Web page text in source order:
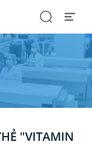
SearchOpen
"VITAMIN